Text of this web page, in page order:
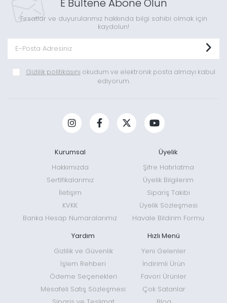
E Bültene Abone Olun
Fırsatlar ve duyurularımız hakkında bilgi sahibi olmak için
kaydolun!
Gizlilik politikasını okudum ve elektronik posta almayı kabul
ediyorum.
Kurumsal
Hakkımızda
Sertifikalarımız
İletişim
KVKK
Banka Hesap Numaralarımız
Üyelik
Şifre Hatırlatma
Üyelik Bilgilerim
Sipariş Takibi
Üyelik Sözleşmesi
Havale Bildirim Formu
Yardım
Gizlilik ve Güvenlik
İşlem Rehberi
Ödeme Seçenekleri
Mesafeli Satış Sözleşmesi
Hızlı Menü
Yeni Gelenler
İndirimli Ürün
Favori Ürünler
Çok Satanlar